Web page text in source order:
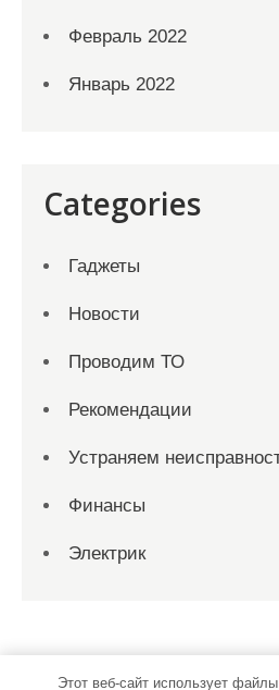
Февраль 2022
Январь 2022
Categories
Гаджеты
Новости
Проводим ТО
Рекомендации
Устраняем
Финансы
Электрик
Этот веб-сайт использует